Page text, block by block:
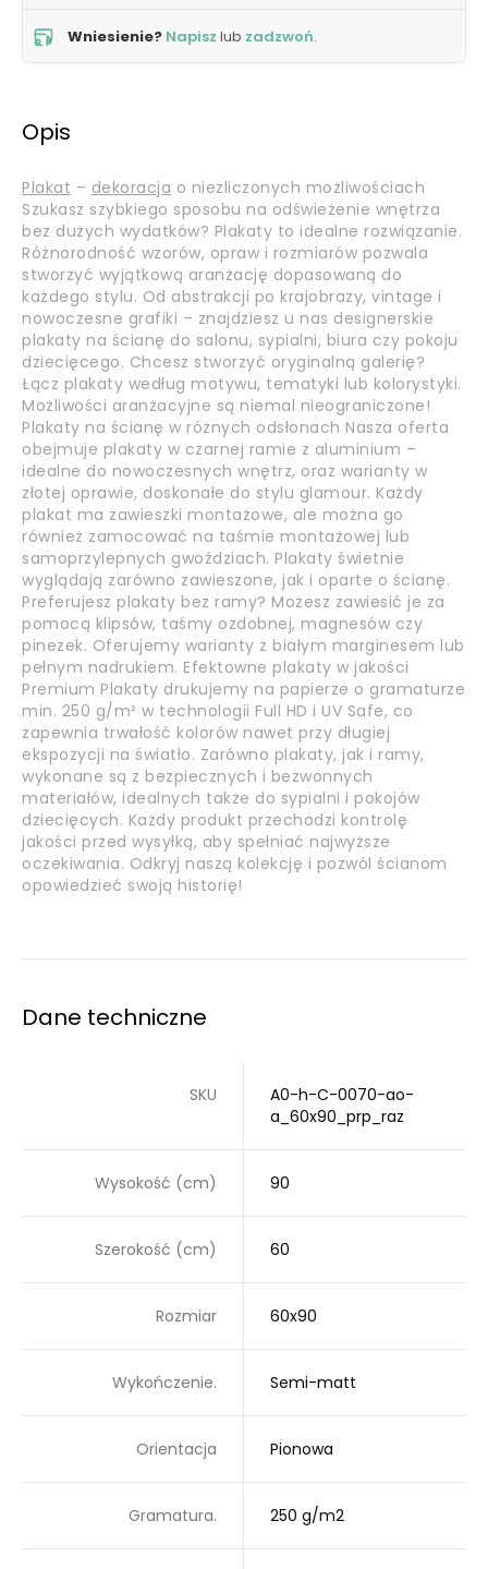
Wniesienie? Napisz lub zadzwoń.
Opis
Plakat – dekoracja o niezliczonych możliwościach
Szukasz szybkiego sposobu na odświeżenie wnętrza
bez dużych wydatków? Plakaty to idealne rozwiązanie.
Różnorodność wzorów, opraw i rozmiarów pozwala
stworzyć wyjątkową aranżację dopasowaną do
każdego stylu. Od abstrakcji po krajobrazy, vintage i
nowoczesne grafiki – znajdziesz u nas designerskie
plakaty na ścianę do salonu, sypialni, biura czy pokoju
dziecięcego. Chcesz stworzyć oryginalną galerię?
Łącz plakaty według motywu, tematyki lub kolorystyki.
Możliwości aranżacyjne są niemal nieograniczone!
Plakaty na ścianę w różnych odsłonach Nasza oferta
obejmuje plakaty w czarnej ramie z aluminium –
idealne do nowoczesnych wnętrz, oraz warianty w
złotej oprawie, doskonałe do stylu glamour. Każdy
plakat ma zawieszki montażowe, ale można go
również zamocować na taśmie montażowej lub
samoprzylepnych gwoździach. Plakaty świetnie
wyglądają zarówno zawieszone, jak i oparte o ścianę.
Preferujesz plakaty bez ramy? Możesz zawiesić je za
pomocą klipsów, taśmy ozdobnej, magnesów czy
pinezek. Oferujemy warianty z białym marginesem lub
pełnym nadrukiem. Efektowne plakaty w jakości
Premium Plakaty drukujemy na papierze o gramaturze
min. 250 g/m² w technologii Full HD i UV Safe, co
zapewnia trwałość kolorów nawet przy długiej
ekspozycji na światło. Zarówno plakaty, jak i ramy,
wykonane są z bezpiecznych i bezwonnych
materiałów, idealnych także do sypialni i pokojów
dziecięcych. Każdy produkt przechodzi kontrolę
jakości przed wysyłką, aby spełniać najwyższe
oczekiwania. Odkryj naszą kolekcję i pozwól ścianom
opowiedzieć swoją historię!
Dane techniczne
SKU
A0-h-C-0070-ao-
a_60x90_prp_raz
Wysokość (cm) 90
Szerokość (cm) 60
Rozmiar 60x90
Wykończenie. Semi-matt
Orientacja Pionowa
Gramatura. 250 g/m2